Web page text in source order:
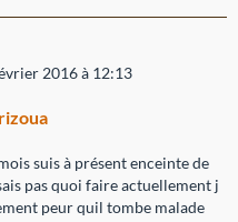
2016 à 12:13
suis à présent enceinte de
pas quoi faire actuellement j
peur quil tombe malade